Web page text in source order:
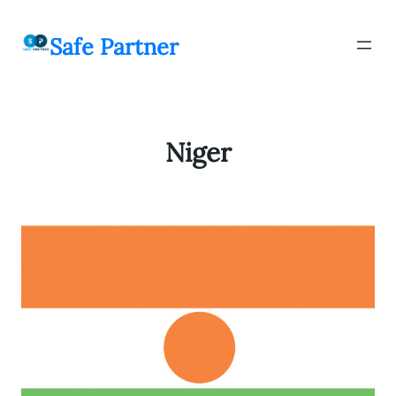
გადასვლაSafe Partner
Niger